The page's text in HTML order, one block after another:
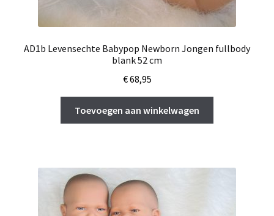
AD1b Levensechte Babypop Newborn Jongen fullbody
blank 52 cm
€68,95
Toevoegen aan winkelwagen